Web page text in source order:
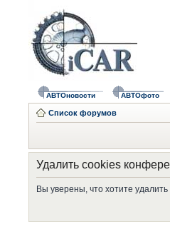
АВТОновости АВТОфото
Список форумов
Удалить cookies
Вы уверены, что хотите